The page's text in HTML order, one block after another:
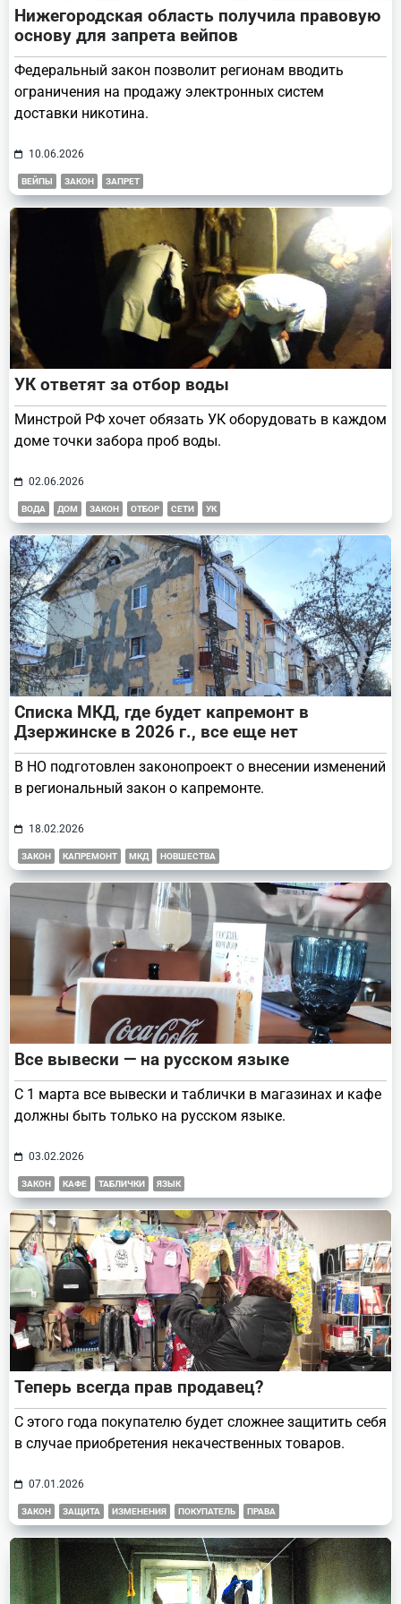
Нижегородская область получила правовую
основу для запрета вейпов
Федеральный закон позволит регионам вводить
ограничения на продажу электронных систем
доставки никотина.
10.06.2026
ВЕЙПЫ ЗАКОН ЗАПРЕТ
УК ответят за отбор воды
Минстрой РФ хочет обязать УК оборудовать в каждом
доме точки забора проб воды.
02.06.2026
ВОДА ДОМ ЗАКОН ОТБОР СЕТИ УК
Списка МКД, где будет капремонт в
Дзержинске в 2026 г., все еще нет
В НО подготовлен законопроект о внесении изменений
в региональный закон о капремонте.
18.02.2026
ЗАКОН КАПРЕМОНТ МКД НОВШЕСТВА
Все вывески — на русском языке
С 1 марта все вывески и таблички в магазинах и кафе
должны быть только на русском языке.
03.02.2026
ЗАКОН КАФЕ ТАБЛИЧКИ ЯЗЫК
Теперь всегда прав продавец?
С этого года покупателю будет сложнее защитить себя
в случае приобретения некачественных товаров.
07.01.2026
ЗАКОН ЗАЩИТА ИЗМЕНЕНИЯ ПОКУПАТЕЛЬ ПРАВА